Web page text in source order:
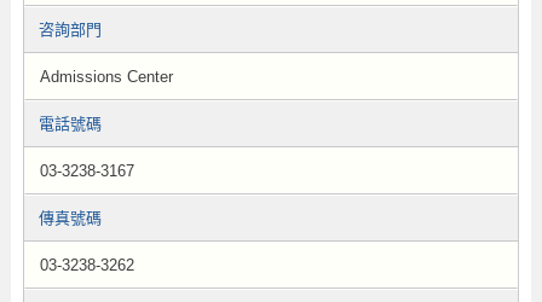
咨詢部門
Admissions Center
電話號碼
03-3238-3167
傳真號碼
03-3238-3262